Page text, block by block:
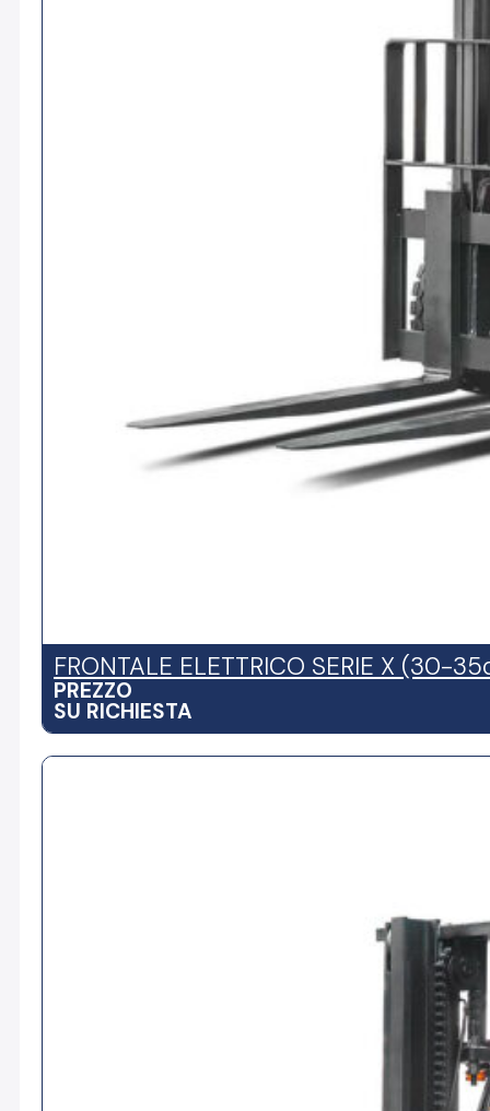
FRONTALE ELETTRICO SERIE X (30-
PREZZO
SU RICHIESTA